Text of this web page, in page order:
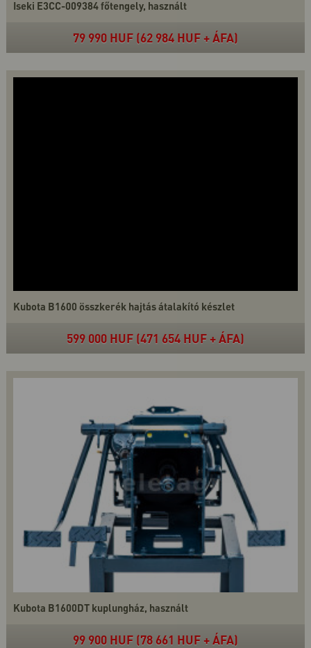
Iseki E3CC-009384 főtengely, használt
79 990 HUF (62 984 HUF + ÁFA)
Kubota B1600 összkerék hajtás átalakító készlet
599 000 HUF (471 654 HUF + ÁFA)
Kubota B1600DT kuplungház, használt
99 900 HUF (78 661 HUF + ÁFA)